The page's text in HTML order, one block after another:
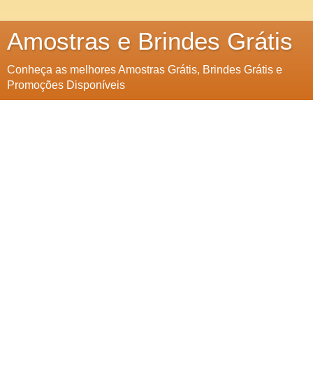
Amostras e Brindes Grátis
Conheça as melhores Amostras Grátis, Brindes Grátis e
Promoções Disponíveis